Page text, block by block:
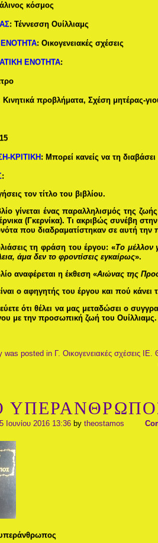
κόσμος
: Τέννεσση Ουίλλιαμς
:Οικογενειακές σχέσεις
ΕΝΟΤΗΤΑ:
Κινητικά προβλήματα, Σχέση μητέρας-
ΚΡΙΤΙΚΗ: Μπορεί κανείς να τη διαβάσει
:
τον τίτλο του βιβλίου.
γίνεται ένας παραλληλισμός της
(Γκερνίκα). Τι ακριβώς συνέβη
που διαδραματίστηκαν σε αυτή την
τη φράση του έργου: «Το μέλλον
άμα δεν το φροντίσεις εγκαίρως».
αναφέρεται η έκθεση «Αιώνας της
ο αφηγητής του έργου και πού κάνει
ότι θέλει να μας μεταδώσει ο
με την προσωπική ζωή του
was posted in Γ. Οικογενειακές σχέσεις ΙΕ.
Ιουνίου 2016 13:36 by theostamos